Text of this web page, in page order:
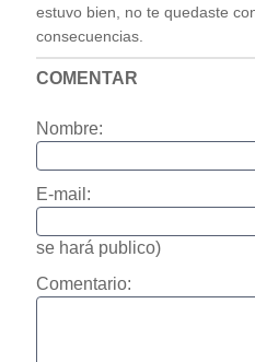
estuvo bien, no te quedaste
consecuencias.
COMENTAR
Nombre:
E-mail:
se hará publico)
Comentario: